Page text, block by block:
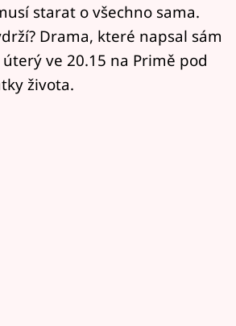
starat o všechno sama.
Drama, které napsal sám
ve 20.15 na Primě pod
života.